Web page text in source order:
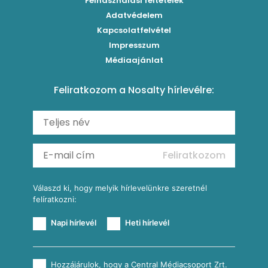
Paradicsomos húsgombóc
Carbonara
Szaftos paprikás csirke
Shakshuka
Ratatouille
Grillezettkukorica-saláta fűszeres garnélanyársakkal
Kukoricás-újhagymás lepény
Mexikói húsleves kukorica salsával
Almás-kéksajtos kukoricasaláta
Köretek
Reggeli receptek
Adatvédelem
Kapcsolatfelvétel
Impresszum
Médiaajánlat
Feliratkozom a Nosalty hírlevélre:
Feliratkozom
Válaszd ki, hogy melyik hírlevelünkre szeretnél
felíratkozni:
Napi hírlevél Heti hírlevél
Hozzájárulok, hogy a Central Médiacsoport Zrt.